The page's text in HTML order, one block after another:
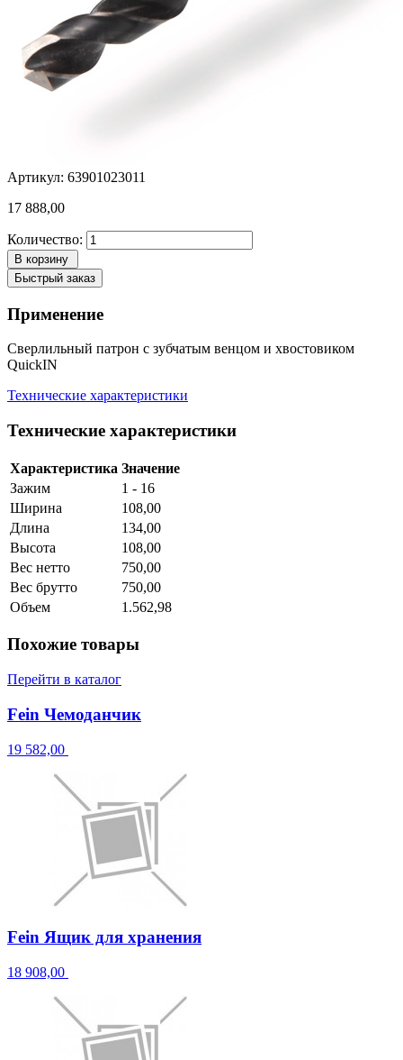
Артикул: 63901023011
17 888,00
Количество:
В корзину
Быстрый заказ
Применение
Сверлильный патрон с зубчатым венцом и хвостовиком
QuickIN
Технические характеристики
Технические характеристики
Характеристика Значение
Зажим
1 - 16
Ширина
108,00
Длина
134,00
Высота
108,00
Вес нетто
750,00
Вес брутто
750,00
Объем
1.562,98
Похожие товары
Перейти в каталог
Fein Чемоданчик
19 582,00
Fein Ящик для хранения
18 908,00